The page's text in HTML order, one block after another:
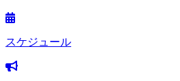
スケジュール